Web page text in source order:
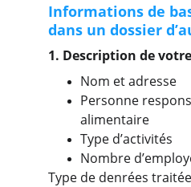
Informations de
dans un dossier
1. Description de
Nom et adresse
Personne
alimentaire
Type d’activités
Nombre
Type de denrées